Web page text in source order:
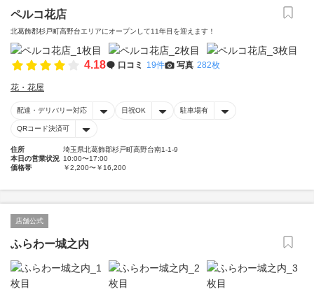
ペルコ花店
北葛飾郡杉戸町高野台エリアにオープンして11年目を迎えます！
4.18 口コミ 19件 写真 282枚
花・花屋
配達・デリバリー対応 日祝OK 駐車場有
QRコード決済可
住所
埼玉県北葛飾郡杉戸町高野台南1-1-9
本日の営業状況 10:00〜17:00
価格帯
￥2,200〜￥16,200
店舗公式
ふらわー城之内